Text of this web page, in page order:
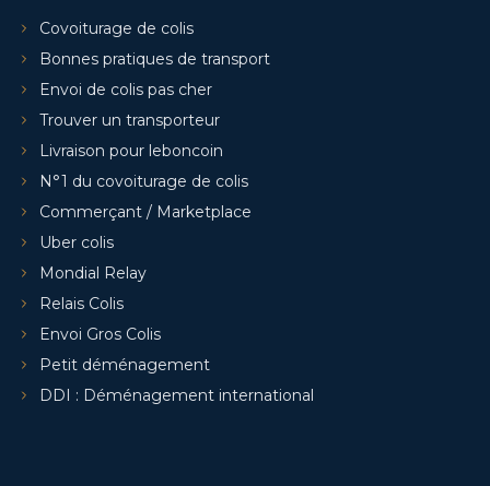
Covoiturage de colis
Bonnes pratiques de transport
Envoi de colis pas cher
Trouver un transporteur
Livraison pour leboncoin
N°1 du covoiturage de colis
Commerçant / Marketplace
Uber colis
Mondial Relay
Relais Colis
Envoi Gros Colis
Petit déménagement
DDI : Déménagement international